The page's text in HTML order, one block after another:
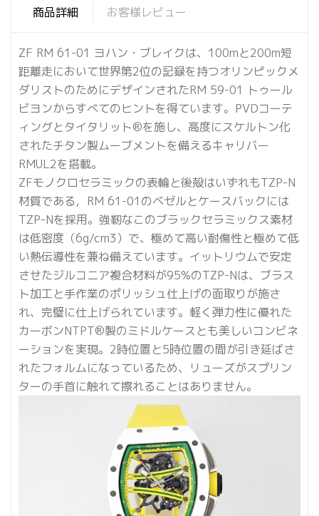
商品詳細 お客様レビュー
ZF RM 61-01 ヨハン・ブレイクは、100mと200m短
距離走において世界第2位の記録を持つオリンピックメ
ダリストのためにデザインされたRM 59-01 トゥール
ビヨンからすべてのヒントを得ています。PVDコーテ
ィングとタイタリット®を施し、高度にスケルトン化
されたチタン製ムーブメントを備えるキャリバー
RMUL2を搭載。
ZFモノクロセラミックの表輪と後殻はいずれもTZP-N
材質である，RM 61-01のベゼルとケースバックには
TZP-Nを採用。強靭なこのブラックセラミックス素材
は低密度（6g/cm3）で、極めて高い耐傷性と極めて低
い熱伝導性を兼ね備えています。イットリウムで安定
させたジルコニア複合材料が95%のTZP-Nは、ブラス
ト加工と手作業のポリッシュ仕上げの面取りが施さ
れ、完璧に仕上げられています。軽く弾力性に優れた
カーボンNTPT®製のミドルケースとも美しいコンビネ
ーションを実現。2時位置と5時位置の間が引き延ばさ
れたフォルムになっているため、リューズがスプリン
ターの手首に触れて擦れることはありません。